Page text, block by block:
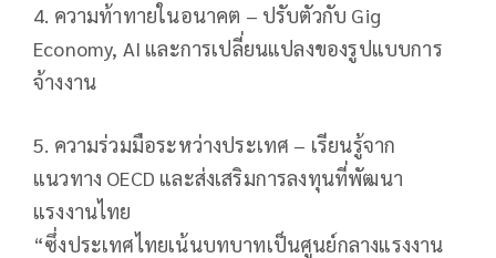
4. ความท้าทายในอนาคต – ปรับตัวกับ Gig
Economy, AI และการเปลี่ยนแปลงของรูปแบบการ
จ้างงาน
5. ความร่วมมือระหว่างประเทศ – เรียนรู้จาก
แนวทาง OECD และส่งเสริมการลงทุนที่พัฒนา
แรงงานไทย
“ซึ่งประเทศไทยเน้นบทบาทเป็นศูนย์กลางแรงงาน